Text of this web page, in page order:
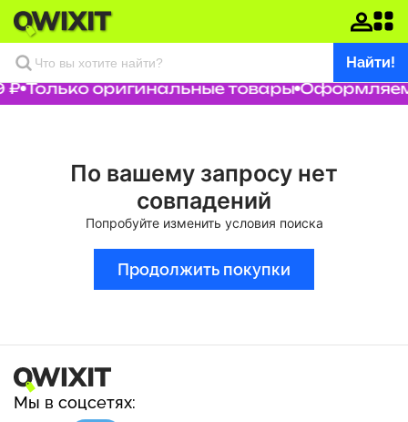
Найти!
₽ Только оригинальные товары Оформляем
По вашему запросу нет
совпадений
Попробуйте изменить условия поиска
Продолжить покупки
Мы в соцсетях: